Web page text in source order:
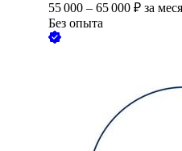
55 000 – 65 000 ₽ за
Без опыта